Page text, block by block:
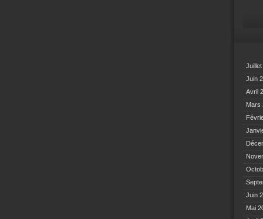
Juin
Avril
Mars
Juin
Mai